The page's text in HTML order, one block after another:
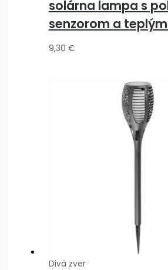
solárna lampa s
senzorom a
9,30 €
Divá zver